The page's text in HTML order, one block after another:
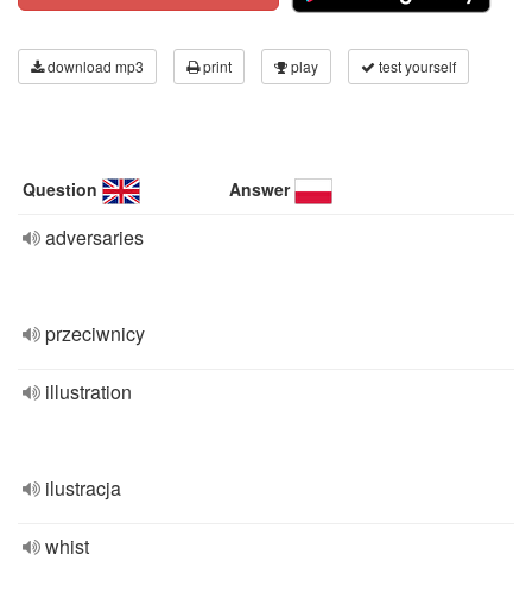
download mp3 print play test yourself
Question Answer
adversaries
przeciwnicy
illustration
ilustracja
whist